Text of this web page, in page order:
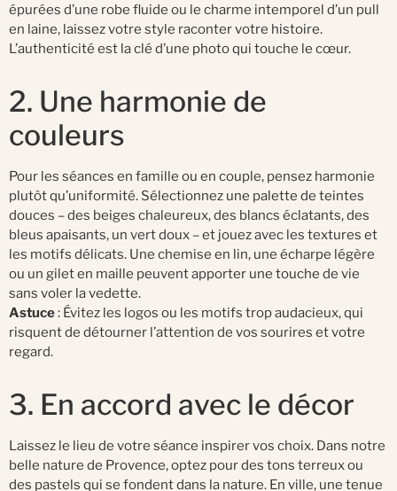
épurées d’une robe fluide ou le charme intemporel d’un pull
en laine, laissez votre style raconter votre histoire.
L’authenticité est la clé d’une photo qui touche le cœur.
2. Une harmonie de
couleurs
Pour les séances en famille ou en couple, pensez harmonie
plutôt qu’uniformité. Sélectionnez une palette de teintes
douces – des beiges chaleureux, des blancs éclatants, des
bleus apaisants, un vert doux – et jouez avec les textures et
les motifs délicats. Une chemise en lin, une écharpe légère
ou un gilet en maille peuvent apporter une touche de vie
sans voler la vedette.
Astuce: Évitez les logos ou les motifs trop audacieux, qui
risquent de détourner l’attention de vos sourires et votre
regard.
3. En accord avec le décor
Laissez le lieu de votre séance inspirer vos choix. Dans notre
belle nature de Provence, optez pour des tons terreux ou
des pastels qui se fondent dans la nature. En ville, une tenue